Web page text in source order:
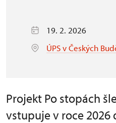
19. 2. 2026
ÚPS v Českých
Projekt Po stopách
vstupuje v roce 2026